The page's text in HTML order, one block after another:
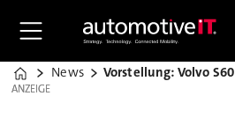
Home
News Vorstellung: Volvo S60
ANZEIGE
ANZEIGE